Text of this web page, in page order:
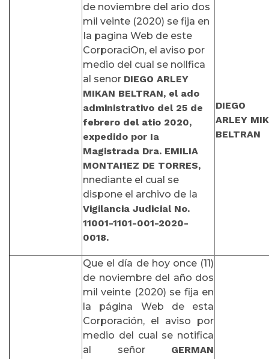
de noviembre del ario dos
mil veinte (2020) se fija en
Ia pagina Web de este
CorporaciOn, el aviso por
medio del cual se nollfica
al senor DIEGO ARLEY
MIKAN BELTRAN, el ado
administrativo del 25 de
febrero del atio 2020,
expedido por Ia
Magistrada Dra. EMILIA
MONTAI1EZ DE TORRES,
nnediante el cual se
dispone el archivo de Ia
Vigilancia Judicial No.
11001-1101-001-2020-
0018.
DIEGO
ARLEY
BELTRAN
Que el día de hoy once (11)
de noviembre del año dos
mil veinte (2020) se fija en
la página Web de esta
Corporación, el aviso por
medio del cual se notifica
al señor GERMAN